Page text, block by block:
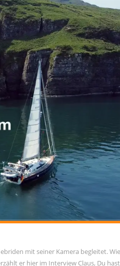
mit seiner Kamera begleitet.
er hier im Interview Claus, Du